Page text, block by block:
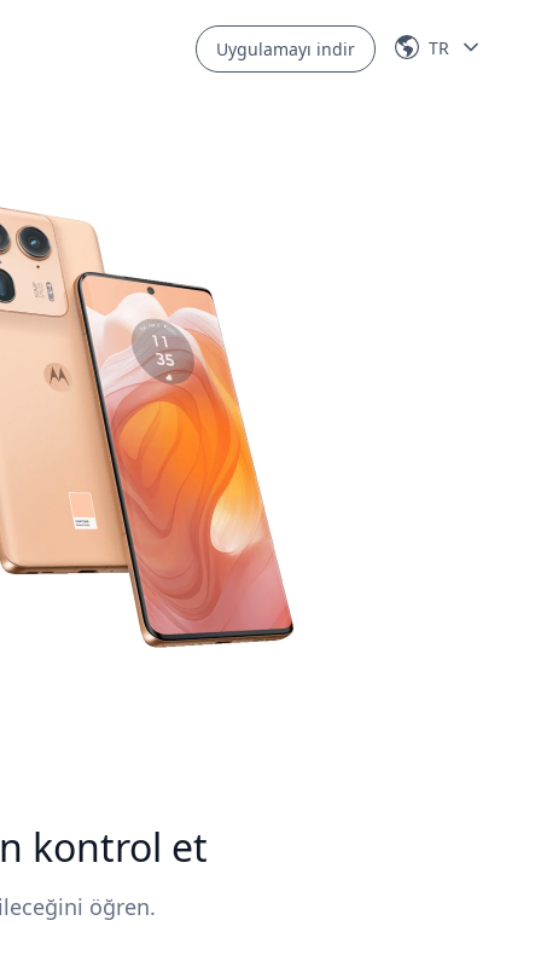
Uygulamayı indir TR
kontrol et
öğren.